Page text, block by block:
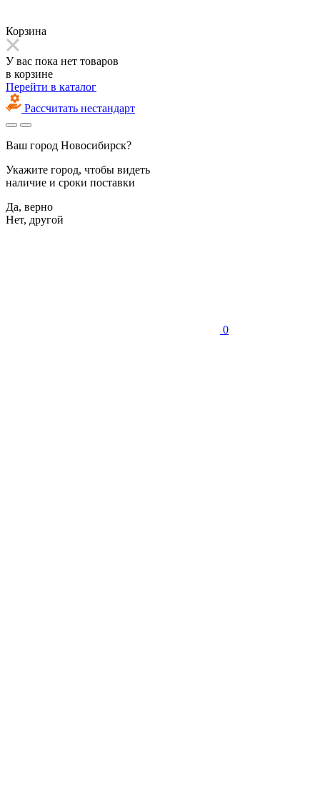
Корзина
У вас пока нет товаров
в корзине
Перейти в каталог
Рассчитать нестандарт
Ваш город Новосибирск?
Укажите город, чтобы видеть
наличие и сроки поставки
Да, верно
Нет, другой
0